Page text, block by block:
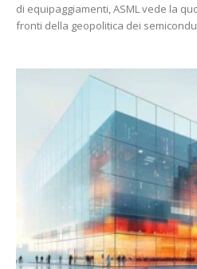
di equipaggiamenti, ASML vede la
fronti della geopolitica dei